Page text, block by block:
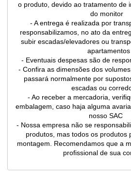
o produto, devido ao tratamento de
do monitor
- A entrega é realizada por
responsabilizamos, no ato da
subir escadas/elevadores ou
apartamentos
- Eventuais despesas são de
- Confira as dimensões dos
passará normalmente por
escadas ou
- Ao receber a mercadoria,
embalagem, caso haja alguma
nosso SAC
- Nossa empresa não se
produtos, mas todos os produtos
montagem. Recomendamos que a
profissional de sua